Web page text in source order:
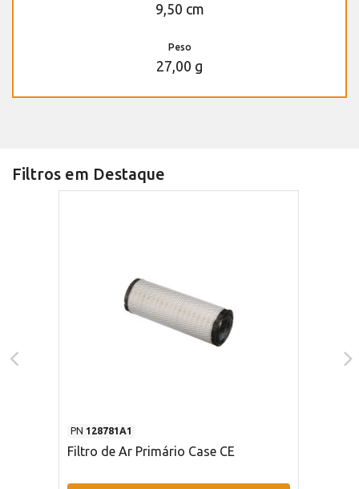
9,50 cm
Peso
27,00 g
Filtros em Destaque
PN 128781A1
Filtro de Ar Primário Case CE